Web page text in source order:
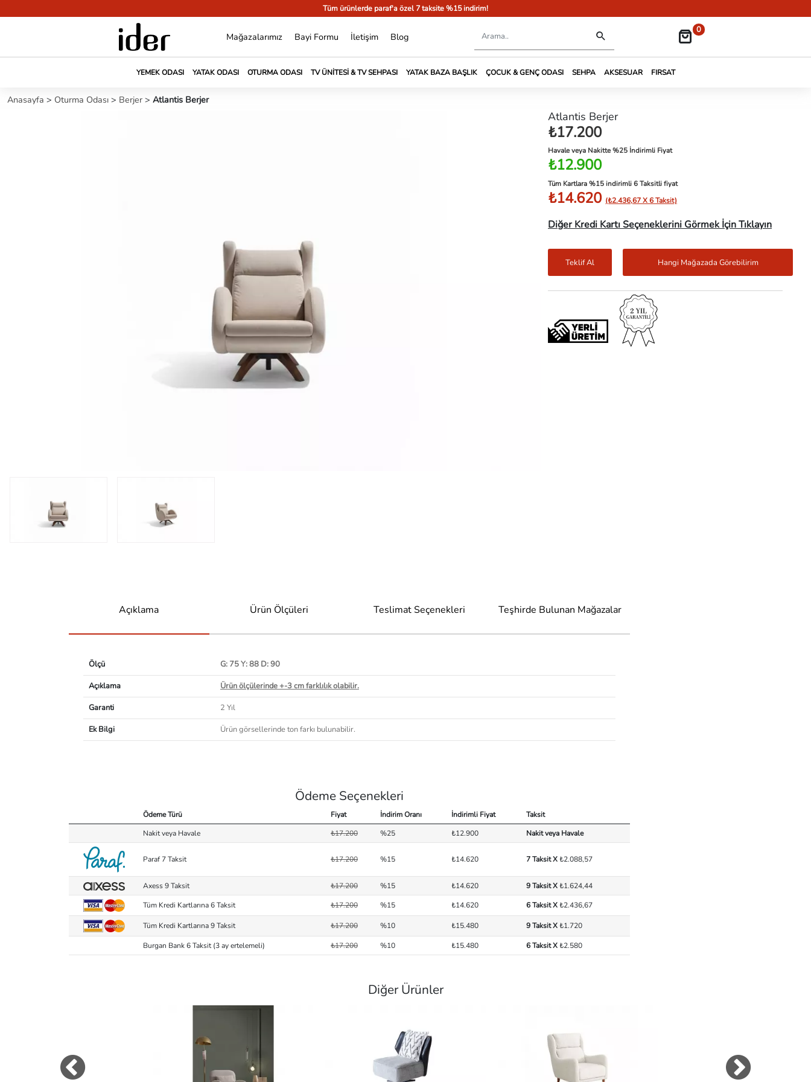
Tüm ürünlerde paraf'a özel 7 taksite %15 indirim!
Mağazalarımız Bayi Formu İletişim Blog
0
YEMEK ODASI YATAK ODASI OTURMA ODASI TV ÜNITESI & TV SEHPASI YATAK BAZA BAŞLIK ÇOCUK & GENÇ ODASI SEHPA AKSESUAR FIRSAT
Anasayfa > Oturma Odası > Berjer > Atlantis Berjer
Atlantis Berjer
₺17.200
Havale veya Nakitte %25 İndirimli Fiyat
₺12.900
Tüm Kartlara %15 indirimli 6 Taksitli fiyat
₺14.620 (₺2.436,67 X 6 Taksit)
Diğer Kredi Kartı Seçeneklerini Görmek İçin Tıklayın
Teklif Al Hangi Mağazada Görebilirim
Açıklama Ürün Ölçüleri Teslimat Seçenekleri Teşhirde Bulunan Mağazalar
Ölçü
G: 75 Y: 88 D: 90
Açıklama
Ürün ölçülerinde +-3 cm farklılık olabilir.
Garanti
2 Yıl
Ek Bilgi
Ürün görsellerinde ton farkı bulunabilir.
Ödeme Seçenekleri
Ödeme Türü Fiyat İndirim Oranı İndirimli Fiyat
Taksit
Nakit veya Havale
₺17.200 %25 ₺12.900 Nakit veya Havale
Paraf 7 Taksit ₺17.200 %15 ₺14.620 7 Taksit X₺2.088,57
Axess 9 Taksit ₺17.200 %15 ₺14.620 9 Taksit X₺1.624,44
Tüm Kredi Kartlarına 6 Taksit
₺17.200 %15 ₺14.620 6 Taksit X₺2.436,67
Tüm Kredi Kartlarına 9 Taksit ₺17.200 %10 ₺15.480 9 Taksit X₺1.720
Burgan Bank 6 Taksit (3 ay ertelemeli) ₺17.200 %10 ₺15.480 6 Taksit X₺2.580
Diğer Ürünler